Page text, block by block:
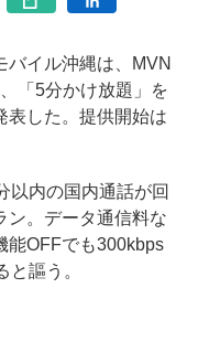
イル沖縄は、MVN
「5分かけ放題」を
表した。提供開始は
内の国内通話が回
ン。データ通信料な
能OFFでも300kbps
謳う。